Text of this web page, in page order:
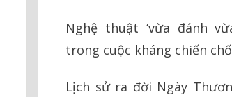
Nghệ thuật ‘vừa đánh
trong cuộc kháng chiến
Lịch sử ra đời Ngày